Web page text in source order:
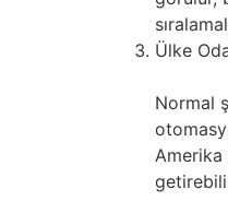
Ülke
Normal